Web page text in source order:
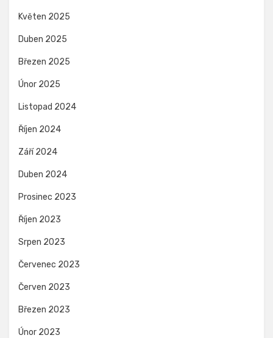
Květen 2025
Duben 2025
Březen 2025
Únor 2025
Listopad 2024
Říjen 2024
Září 2024
Duben 2024
Prosinec 2023
Říjen 2023
Srpen 2023
Červenec 2023
Červen 2023
Březen 2023
Únor 2023